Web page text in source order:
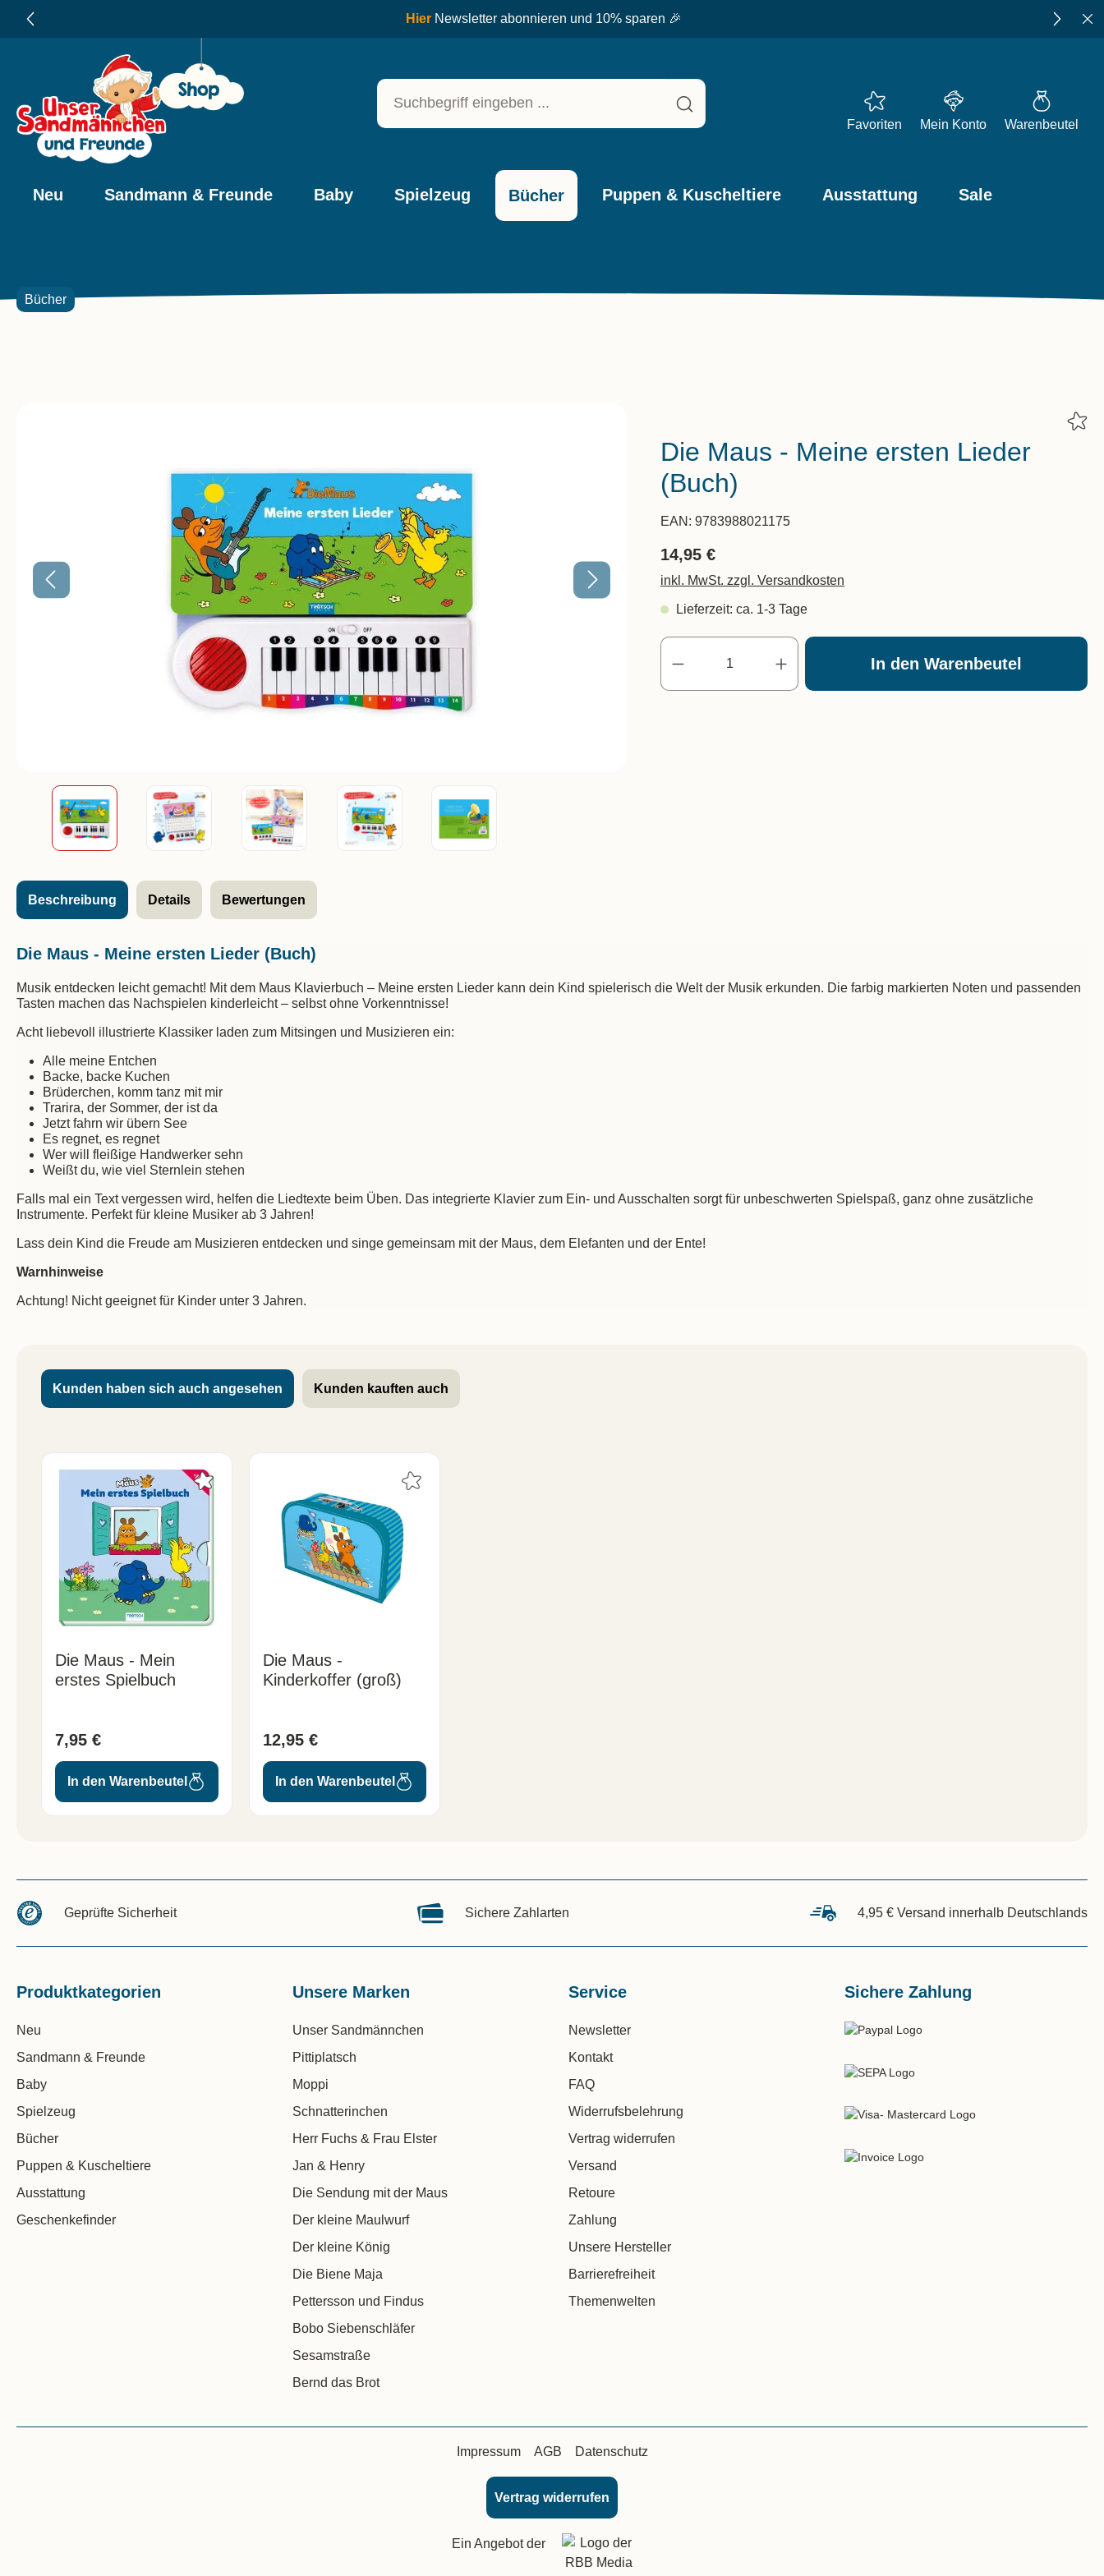
springenund 10% sparen 🎉 bei Trusted
Favoriten Mein Konto Warenbeutel
Neu Sandmann & Freunde Baby Spielzeug Bücher Puppen & Kuscheltiere Ausstattung Sale
Bücher
Die Maus - Meine ersten Lieder
(Buch)
EAN: 9783988021175
14,95 €
inkl. MwSt. zzgl. Versandkosten
Lieferzeit: ca. 1-3 Tage
Produkt Anzahl: Gib den
In den Warenbeutel
Beschreibung Details Bewertungen
Die Maus - Meine ersten Lieder (Buch)
Musik entdecken leicht gemacht! Mit dem Maus Klavierbuch – Meine ersten Lieder kann dein Kind spielerisch die Welt der Musik erkunden. Die farbig markierten Noten und passenden
Tasten machen das Nachspielen kinderleicht – selbst ohne Vorkenntnisse!
Acht liebevoll illustrierte Klassiker laden zum Mitsingen und Musizieren ein:
Alle meine Entchen
Backe, backe Kuchen
Brüderchen, komm tanz mit mir
Trarira, der Sommer, der ist da
Jetzt fahrn wir übern See
Es regnet, es regnet
Wer will fleißige Handwerker sehn
Weißt du, wie viel Sternlein stehen
Falls mal ein Text vergessen wird, helfen die Liedtexte beim Üben. Das integrierte Klavier zum Ein- und Ausschalten sorgt für unbeschwerten Spielspaß, ganz ohne zusätzliche
Instrumente. Perfekt für kleine Musiker ab 3 Jahren!
Lass dein Kind die Freude am Musizieren entdecken und singe gemeinsam mit der Maus, dem Elefanten und der Ente!
Warnhinweise
Achtung! Nicht geeignet für Kinder unter 3 Jahren.
Kunden haben sich auch angesehen Kunden kauften auch
Die Maus - Mein
erstes Spielbuch
7,95 €
In den Warenbeutel
Die Maus -
Kinderkoffer (groß)
12,95 €
In den Warenbeutel
Geprüfte Sicherheit Sichere Zahlarten 4,95 € Versand innerhalb Deutschlands
Produktkategorien
Neu
Sandmann & Freunde
Baby
Spielzeug
Bücher
Puppen & Kuscheltiere
Ausstattung
Geschenkefinder
Unsere Marken
Unser Sandmännchen
Pittiplatsch
Moppi
Schnatterinchen
Herr Fuchs & Frau Elster
Jan & Henry
Die Sendung mit der Maus
Der kleine Maulwurf
Der kleine König
Die Biene Maja
Pettersson und Findus
Bobo Siebenschläfer
Sesamstraße
Bernd das Brot
Service
Newsletter
Kontakt
FAQ
Widerrufsbelehrung
Vertrag widerrufen
Versand
Retoure
Zahlung
Unsere Hersteller
Barrierefreiheit
Themenwelten
Sichere Zahlung
Ein Angebot der
Impressum AGB Datenschutz
Vertrag widerrufen